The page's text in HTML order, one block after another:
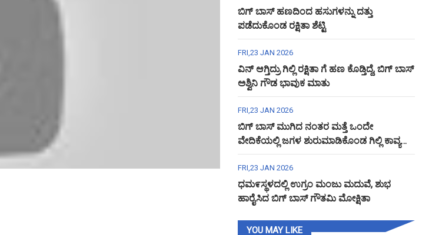
ಬಿಗ್ ಬಾಸ್ ಹಣದಿಂದ ಹಸುಗಳನ್ನು ದತ್ತು
ಪಡೆದುಕೊಂಡ ರಕ್ಷಿತಾ ಶೆಟ್ಟಿ
FRI,23 JAN 2026
ವಿನ್ ಆಗ್ತಿದ್ರು ಗಿಲ್ಲಿ ರಕ್ಷಿತಾ ಗೆ ಹಣ ಕೊಡ್ತಿದ್ದೆ, ಬಿಗ್ ಬಾಸ್
ಅಶ್ವಿನಿ ಗೌಡ ಭಾವುಕ ಮಾತು
FRI,23 JAN 2026
ಬಿಗ್ ಬಾಸ್ ಮುಗಿದ ನಂತರ ಮತ್ತೆ ಒಂದೇ
ವೇದಿಕೆಯಲ್ಲಿ ಜಗಳ ಶುರುಮಾಡಿಕೊಂಡ ಗಿಲ್ಲಿ ಕಾವ್ಯ
ಅಶ್ವಿನಿ ಗೌಡ
FRI,23 JAN 2026
ಧಮ೯ಸ್ಥಳದಲ್ಲಿ ಉಗ್ರಂ ಮಂಜು ಮದುವೆ, ಶುಭ
ಹಾರೈಸಿದ ಬಿಗ್ ಬಾಸ್ ಗೌತಮಿ ಮೋಕ್ಷಿತಾ
YOU MAY LIKE